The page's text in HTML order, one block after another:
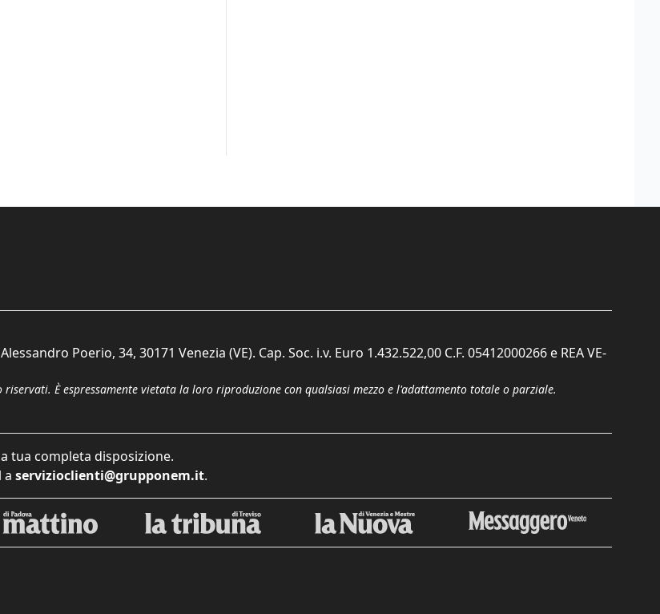
Poerio, 34, 30171 Venezia (VE). Cap. Soc. i.v. Euro 1.432.522,00 C.F. 05412000266 e REA VE-
È espressamente vietata la loro riproduzione con qualsiasi mezzo e l'adattamento totale o parziale.
tua completa disposizione.
a servizioclienti@grupponem.it.